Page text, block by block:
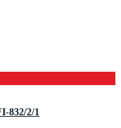
832/2/1